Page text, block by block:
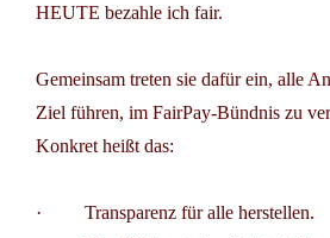
HEUTE bezahle ich fair.
Gemeinsam treten sie dafür ein, alle
Ziel führen, im FairPay-Bündnis zu
Konkret heißt das:
· Transparenz für alle herstellen.